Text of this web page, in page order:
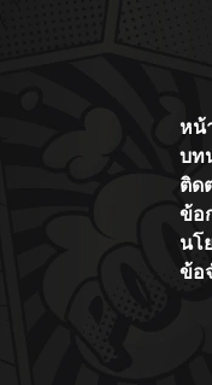
หน้
บท
ติด
ข้อ
นโ
ข้อ